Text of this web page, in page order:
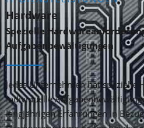
Hardware
Spezielle
Aufgabenbewältigungen
Jedes Unternehmen hat
individuelle
langjährigen Erfahrungen in